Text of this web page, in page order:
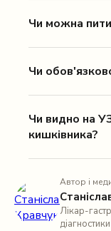
Чи можна
Чи
Чи видно на
кишківника?
Автор і
Лікар-
діагностики